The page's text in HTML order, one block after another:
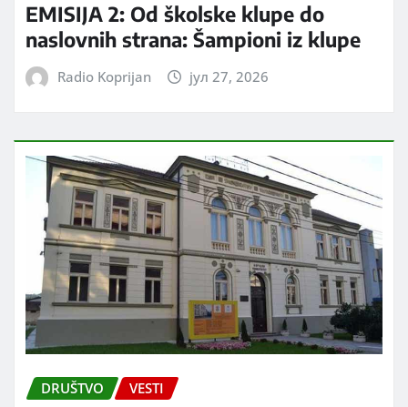
EMISIJA 2: Od školske klupe do
naslovnih strana: Šampioni iz klupe
Radio Koprijan јул 27, 2026
DRUŠTVO VESTI